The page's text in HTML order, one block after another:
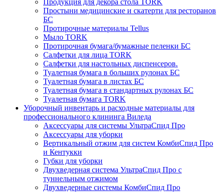
Продукция для декора стола TORK
Простыни медицинские и скатерти для ресторанов
БС
Протирочные материалы Tellus
Мыло TORK
Протирочная бумага/бумажные пеленки БС
Салфетки для лица TORK
Салфетки для настольных диспенсеров.
Туалетная бумага в больших рулонах БС
Туалетная бумага в листах БС
Туалетная бумага в стандартных рулонах БС
Туалетная бумага TORK
Уборочный инвентарь и расходные материалы для
профессионального клининга Виледа
Аксессуары для системы УльтраСпид Про
Аксессуары для уборки
Вертикальный отжим для систем КомбиСпид Про
и Кентукки
Губки для уборки
Двухведерная система УльтраСпид Про с
туннельным отжимом
Двухведерные системы КомбиСпид Про